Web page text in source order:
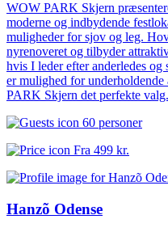
WOW PARK Skjern
moderne og indbydende
muligheder for sjov og leg.
nyrenoveret og tilbyder
hvis I leder efter anderledes
er mulighed for
PARK Skjern det perfekte valg.
60 personer
Fra 499 kr.
Hanzõ Odense